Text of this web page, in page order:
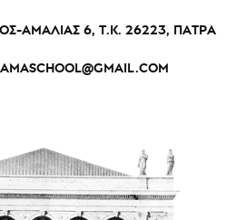
ΑΜΑΛΙΑΣ 6, Τ.Κ. 26223, ΠΑΤΡΑ